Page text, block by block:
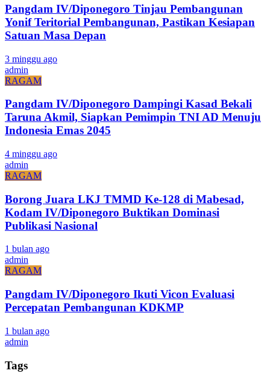
Pangdam IV/Diponegoro Tinjau Pembangunan
Yonif Teritorial Pembangunan, Pastikan Kesiapan
Satuan Masa Depan
3 minggu ago
admin
RAGAM
Pangdam IV/Diponegoro Dampingi Kasad Bekali
Taruna Akmil, Siapkan Pemimpin TNI AD Menuju
Indonesia Emas 2045
4 minggu ago
admin
RAGAM
Borong Juara LKJ TMMD Ke-128 di Mabesad,
Kodam IV/Diponegoro Buktikan Dominasi
Publikasi Nasional
1 bulan ago
admin
RAGAM
Pangdam IV/Diponegoro Ikuti Vicon Evaluasi
Percepatan Pembangunan KDKMP
1 bulan ago
admin
Tags